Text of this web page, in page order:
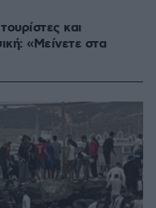
και
«Μείνετε στα